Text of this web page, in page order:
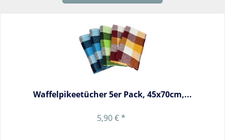
Waffelpikeetücher 5er Pack, 45x70cm,...
5,90 € *